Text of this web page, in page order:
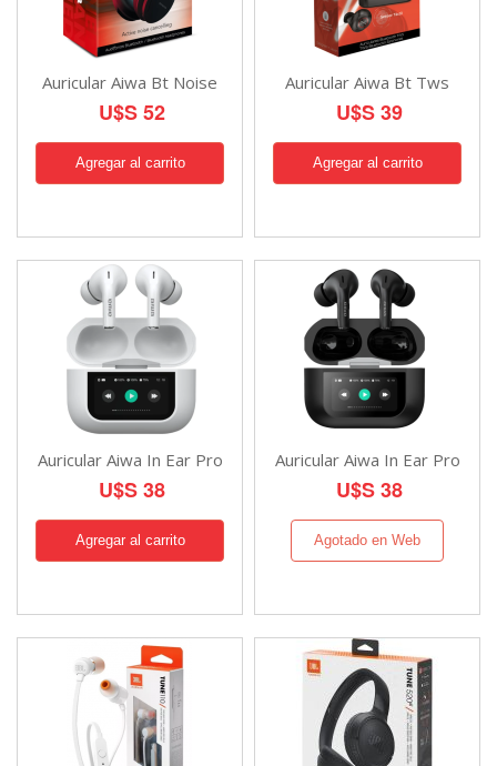
Auricular Aiwa Bt Noise
U$S 52
Auricular Aiwa Bt Tws
U$S 39
Auricular Aiwa In Ear Pro
U$S 38
Auricular Aiwa In Ear Pro
U$S 38
Agotado en Web